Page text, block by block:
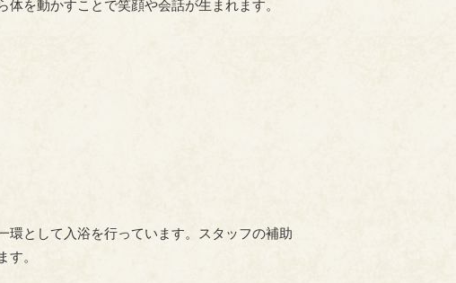
を動かすことで笑顔や会話が生まれます。
環として入浴を行っています。スタッフの補助
す。